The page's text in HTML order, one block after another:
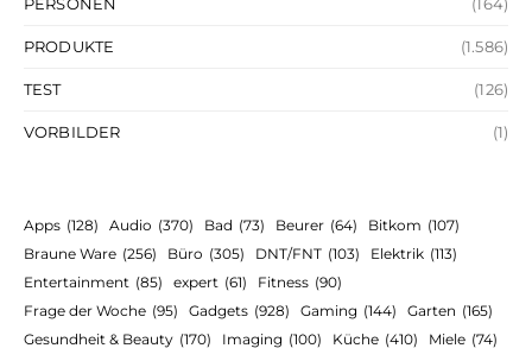
PRODUKTE (1.586)
TEST (126)
VORBILDER (1)
Apps (128) Audio (370) Bad (73) Beurer (64) Bitkom (107)
Braune Ware (256) Büro (305) DNT/FNT (103) Elektrik (113)
Entertainment (85) expert (61) Fitness (90)
Frage der Woche (95) Gadgets (928) Gaming (144) Garten (165)
Gesundheit & Beauty (170) Imaging (100) Küche (410) Miele (74)